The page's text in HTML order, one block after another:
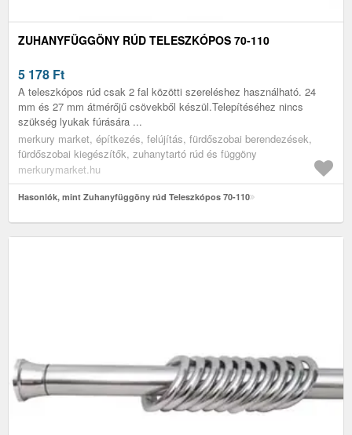
ZUHANYFÜGGÖNY RÚD TELESZKÓPOS 70-110
5 178 Ft
A teleszkópos rúd csak 2 fal közötti szereléshez használható. 24
mm és 27 mm átmérőjű csövekből készül.Telepítéséhez nincs
szükség lyukak fúrására ...
merkury market, építkezés, felújítás, fürdőszobai berendezések,
fürdőszobai kiegészítők, zuhanytartó rúd és függöny
merkurymarket.hu
Hasonlók, mint Zuhanyfüggöny rúd Teleszkópos 70-110